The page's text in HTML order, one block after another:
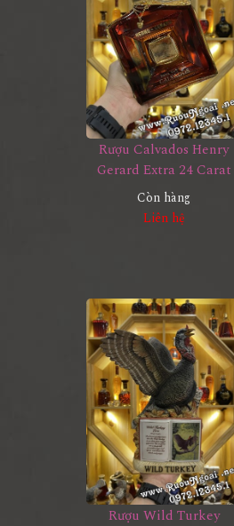
Rượu Calvados Henry
Gerard Extra 24 Carat
Còn hàng
Liên hệ
Rượu Wild Turkey